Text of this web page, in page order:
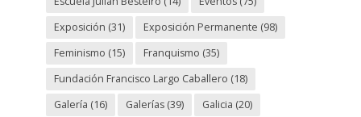
Exposición (31) Exposición Permanente (98)
Feminismo (15) Franquismo (35)
Fundación Francisco Largo Caballero (18)
Galería (16) Galerías(39) Galicia (20)